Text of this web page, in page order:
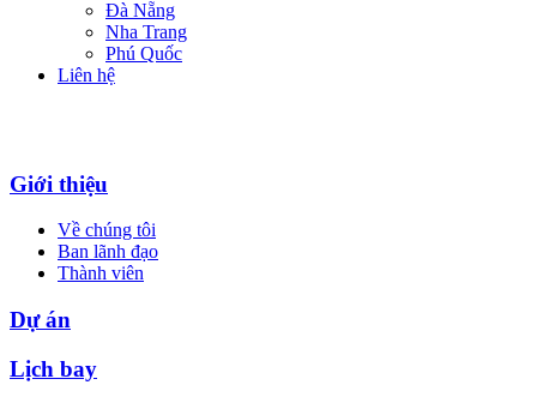
Đà Nẵng
Nha Trang
Phú Quốc
Liên hệ
Giới thiệu
Về chúng tôi
Ban lãnh đạo
Thành viên
Dự án
Lịch bay